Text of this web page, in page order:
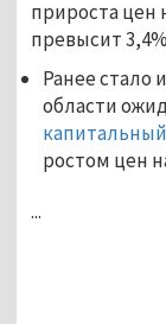
прироста цен
превысит
Ранее стало
области
ростом цен
...